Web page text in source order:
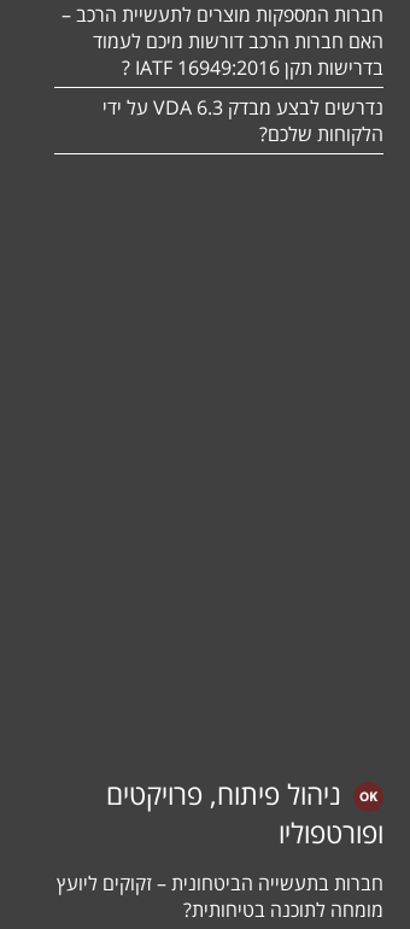
חברות המספקות מוצרים לתעשיית הרכב –
האם חברות הרכב דורשות מיכם לעמוד
בדרישות תקן 16949:2016 IATF ?
נדרשים לבצע מבדק VDA 6.3 על ידי
הלקוחות שלכם?
ניהול פיתוח, פרויקטים
ופורטפוליו
חברות בתעשייה הביטחונית – זקוקים ליועץ
מומחה לתוכנה בטיחותית?